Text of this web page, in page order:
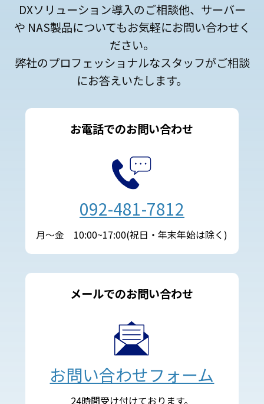
DXソリューション導入のご相談他、サーバー
や NAS製品についてもお気軽にお問い合わせく
ださい。
弊社のプロフェッショナルなスタッフがご相談
にお答えいたします。
お電話でのお問い合わせ
092-481-7812
月～金 10:00~17:00(祝日・年末年始は除く)
メールでのお問い合わせ
お問い合わせフォーム
24時間受け付けております。